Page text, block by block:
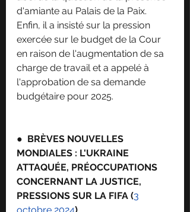
d'amiante au Palais de la Paix.
Enfin, il a insisté sur la pression
exercée sur le budget de la Cour
en raison de l'augmentation de sa
charge de travail et a appelé à
l'approbation de sa demande
budgétaire pour 2025.
● BRÈVES NOUVELLES
MONDIALES : L'UKRAINE
ATTAQUÉE, PRÉOCCUPATIONS
CONCERNANT LA JUSTICE,
PRESSIONS SUR LA FIFA (3